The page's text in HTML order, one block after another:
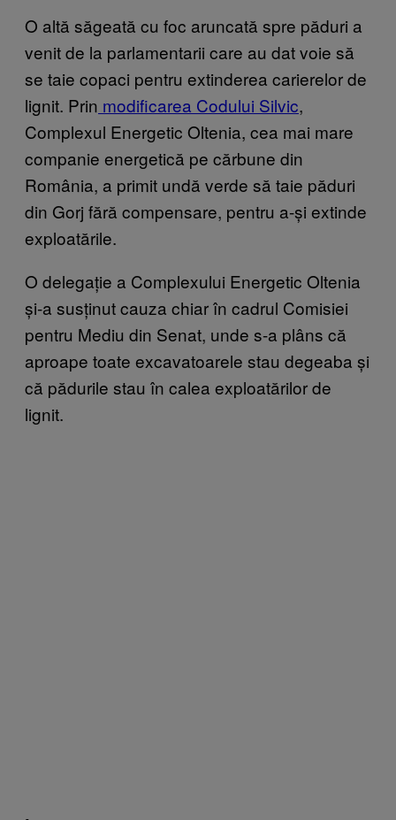
O altă săgeată cu foc aruncată spre păduri a
venit de la parlamentarii care au dat voie să
se taie copaci pentru extinderea carierelor de
lignit. Prin modificarea Codului Silvic,
Complexul Energetic Oltenia, cea mai mare
companie energetică pe cărbune din
România, a primit undă verde să taie păduri
din Gorj fără compensare, pentru a-și extinde
exploatările.
O delegație a Complexului Energetic Oltenia
și-a susținut cauza chiar în cadrul Comisiei
pentru Mediu din Senat, unde s-a plâns că
aproape toate excavatoarele stau degeaba și
că pădurile stau în calea exploatărilor de
lignit.